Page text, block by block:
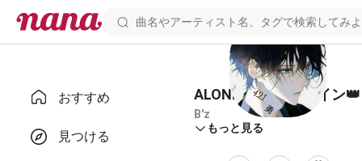
おすすめ
見つける
ALONE 11/8ランクイン👑
B'z
もっと見る